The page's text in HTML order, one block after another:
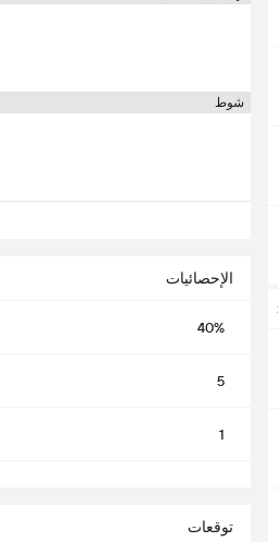
شوط
الإحصائيات
40%
5
1
توقعات